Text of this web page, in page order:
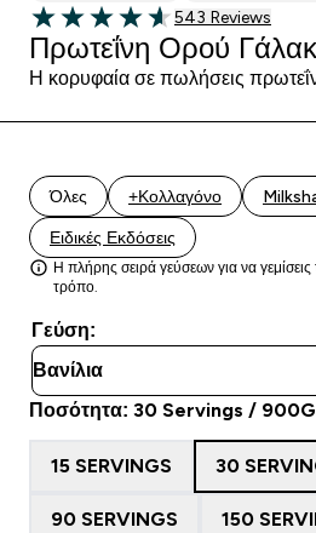
4.61 out of 5 stars
543 customer
543 Reviews
Πρωτεΐνη Ορού
Η κορυφαία σε πωλήσεις
Όλες +Κολλαγόνο
Ειδικές Εκδόσεις
Η πλήρης σειρά γεύσεων για να
τρόπο.
Γεύση:
Ποσότητα: 30 Servings / 900G
15 SERVINGS 30
90 SERVINGS 150